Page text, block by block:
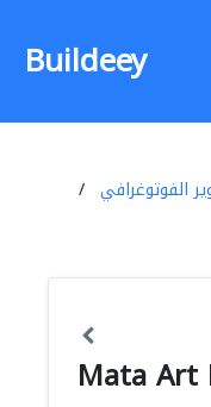
Buildeey
الفوتوغرافي
Mata Art